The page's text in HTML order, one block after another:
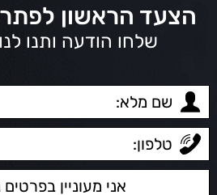
הצעד הראשון
שלחו הודעה ותנו